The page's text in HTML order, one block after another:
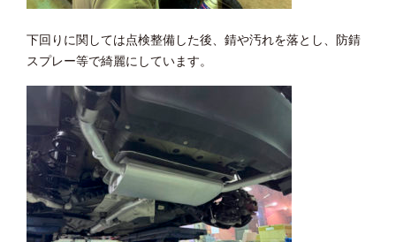
下回りに関しては点検整備した後、錆や汚れを落とし、防錆
スプレー等で綺麗にしています。